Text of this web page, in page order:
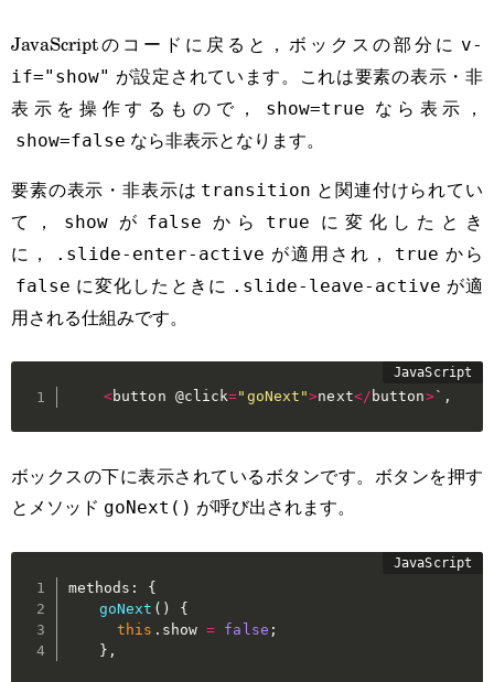
JavaScriptのコードに戻ると，ボックスの部分に v-
if="show" が設定されています。これは要素の表示・非
表示を操作するもので，
show=true なら表示，
show=false なら非表示となります。
要素の表示・非表示は transition と関連付けられてい
て，
show が false から true
に変化したとき
に，
.slide-enter-active が適用され， true から
false に変化したときに .slide-leave-active が適
用される仕組みです。
<button @click="goNext">next</ button>` ,
ボックスの下に表示されているボタンです。ボタンを押す
とメソッド goNext() が呼び出されます。
methods :
{
goNext ( )
{
this . show = false ;
} ,